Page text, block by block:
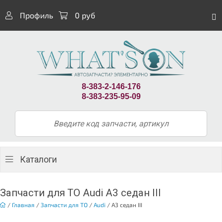
Профиль 0 руб
8-383-2-146-176
8-383-235-95-09
Каталоги
Запчасти для ТО Audi A3 седан III
/ Главная / Запчасти для ТО / Audi / A3 седан III